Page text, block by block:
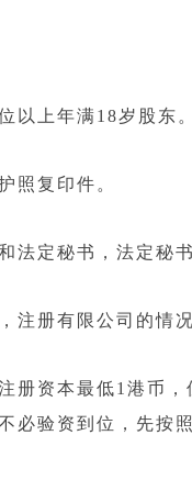
上年满18岁股东。
复印件。
定秘书，法定秘书
册有限公司的情
资本最低1港币，
必验资到位，先按